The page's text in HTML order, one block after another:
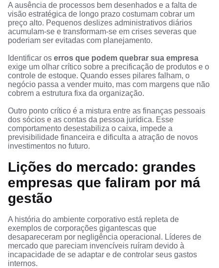
A ausência de processos bem desenhados e a falta de
visão estratégica de longo prazo costumam cobrar um
preço alto. Pequenos deslizes administrativos diários
acumulam-se e transformam-se em crises severas que
poderiam ser evitadas com planejamento.
Identificar os erros que podem quebrar sua empresa
exige um olhar crítico sobre a precificação de produtos e o
controle de estoque. Quando esses pilares falham, o
negócio passa a vender muito, mas com margens que não
cobrem a estrutura fixa da organização.
Outro ponto crítico é a mistura entre as finanças pessoais
dos sócios e as contas da pessoa jurídica. Esse
comportamento desestabiliza o caixa, impede a
previsibilidade financeira e dificulta a atração de novos
investimentos no futuro.
Lições do mercado: grandes
empresas que faliram por má
gestão
A história do ambiente corporativo está repleta de
exemplos de corporações gigantescas que
desapareceram por negligência operacional. Líderes de
mercado que pareciam invencíveis ruíram devido à
incapacidade de se adaptar e de controlar seus gastos
internos.